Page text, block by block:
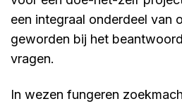
een integraal onderdeel van
geworden bij het
vragen.
In wezen fungeren